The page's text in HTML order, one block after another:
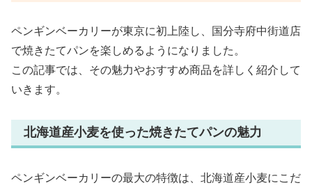
ペンギンベーカリーが東京に初上陸し、国分寺府中街道店
で焼きたてパンを楽しめるようになりました。
この記事では、その魅力やおすすめ商品を詳しく紹介して
いきます。
北海道産小麦を使った焼きたてパンの魅力
ペンギンベーカリーの最大の特徴は、北海道産小麦にこだ